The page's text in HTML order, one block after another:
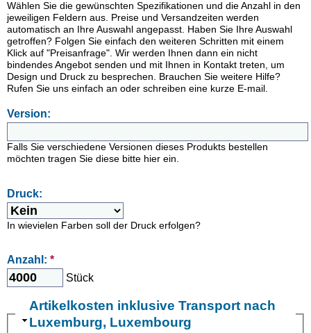
Wählen Sie die gewünschten Spezifikationen und die Anzahl in den
jeweiligen Feldern aus. Preise und Versandzeiten werden
automatisch an Ihre Auswahl angepasst. Haben Sie Ihre Auswahl
getroffen? Folgen Sie einfach den weiteren Schritten mit einem
Klick auf "Preisanfrage". Wir werden Ihnen dann ein nicht
bindendes Angebot senden und mit Ihnen in Kontakt treten, um
Design und Druck zu besprechen. Brauchen Sie weitere Hilfe?
Rufen Sie uns einfach an oder schreiben eine kurze E-mail.
Version:
Falls Sie verschiedene Versionen dieses Produkts bestellen
möchten tragen Sie diese bitte hier ein.
Druck:
In wievielen Farben soll der Druck erfolgen?
Anzahl: *
Stück
Artikelkosten inklusive Transport nach
Luxemburg, Luxembourg